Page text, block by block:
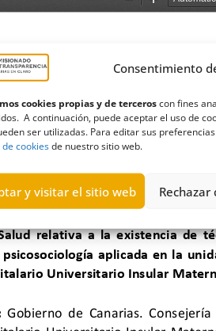
Consentimiento
cookies propias y de terceroscon fines
A continuación, puede aceptar el uso de
ser utilizadas. Para editar sus
de cookiesde nuestro sitio web.
y visitar el sitio web Rechazar